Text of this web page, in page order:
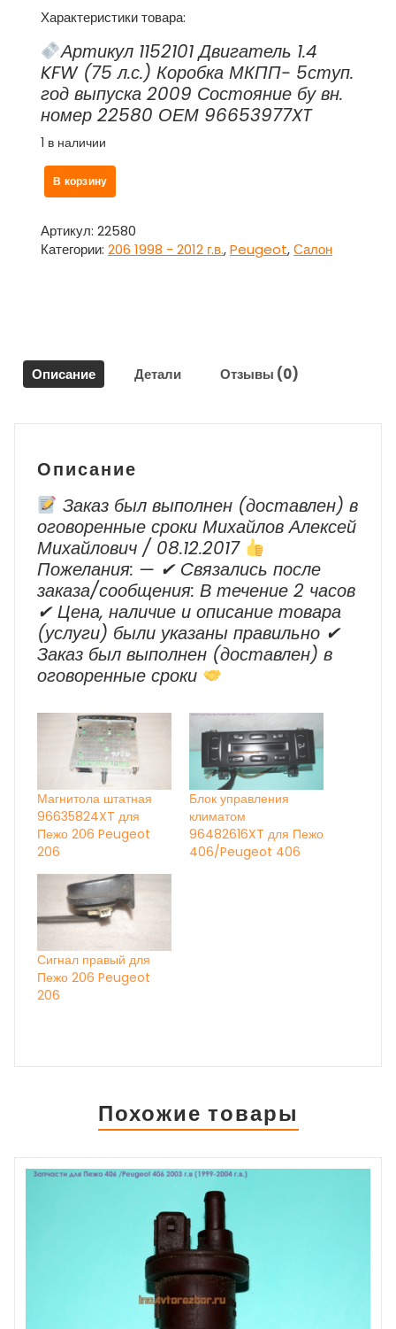
Характеристики товара:
Артикул 1152101 Двигатель 1.4
KFW (75 л.с.) Коробка МКПП- 5ступ.
год выпуска 2009 Состояние бу вн.
номер 22580 ОЕМ 96653977XT
1 в наличии
Количество
товара
96653977XT
для
В корзину
Артикул: 22580
Категории: 206 1998 - 2012 г.в.,Peugeot,Салон
Описание Детали Отзывы (0)
Описание
Заказ был выполнен (доставлен) в
оговоренные сроки Михайлов Алексей
Михайлович / 08.12.2017
Пожелания: — ✔ Cвязались после
заказа/сообщения: В течение 2 часов
✔ Цена, наличие и описание товара
(услуги) были указаны правильно ✔
Заказ был выполнен (доставлен) в
оговоренные сроки
Магнитола штатная
96635824XT для
Пежо 206 Peugeot
206
Блок управления
климатом
96482616XT для Пежо
406/Peugeot 406
Сигнал правый для
Пежо 206 Peugeot
206
Похожие товары